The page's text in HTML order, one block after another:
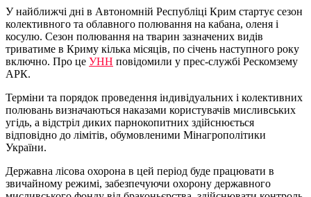
У найближчі дні в Автономній Республіці Крим стартує сезон
колективного та облавного полювання на кабана, оленя і
косулю. Сезон полювання на тварин зазначених видів
триватиме в Криму кілька місяців, по січень наступного року
включно. Про це УНН повідомили у прес-службі Рескомзему
АРК.
Терміни та порядок проведення індивідуальних і колективних
полювань визначаються наказами користувачів мисливських
угідь, а відстріл диких парнокопитних здійснюється
відповідно до лімітів, обумовленими Мінагрополітики
України.
Державна лісова охорона в цей період буде працювати в
звичайному режимі, забезпечуючи охорону державного